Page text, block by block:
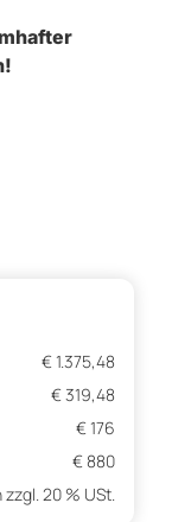
€ 1.375,48
€ 319,48
€ 176
€ 880
20 % USt.